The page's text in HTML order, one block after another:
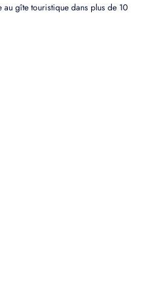
au gîte touristique dans plus de 10